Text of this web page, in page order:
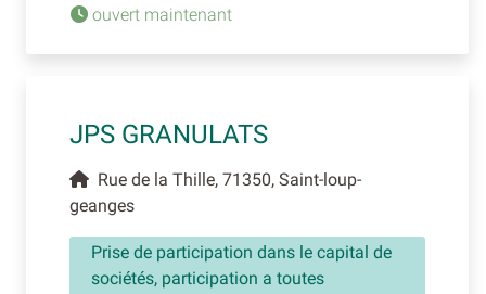
ouvert maintenant
JPS GRANULATS
Rue de la Thille, 71350, Saint-loup-
geanges
Prise de participation dans le capital de
sociétés, participation a toutes